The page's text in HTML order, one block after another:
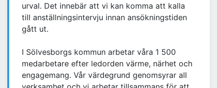
urval. Det innebär att vi kan komma att kalla
till anställningsintervju innan ansökningstiden
gått ut.
I Sölvesborgs kommun arbetar våra 1 500
medarbetare efter ledorden värme, närhet och
engagemang. Vår värdegrund genomsyrar all